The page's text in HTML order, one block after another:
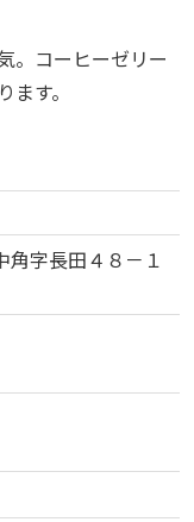
。コーヒーゼリー
す。
角字長田４８－１